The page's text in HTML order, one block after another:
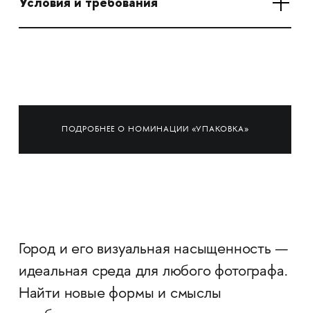
ПОДРОБНЕЕ О НОМИНАЦИИ «УПАКОВКА»
Город и его визуальная насыщенность —
идеальная среда для любого фотографа.
Найти новые формы и смыслы